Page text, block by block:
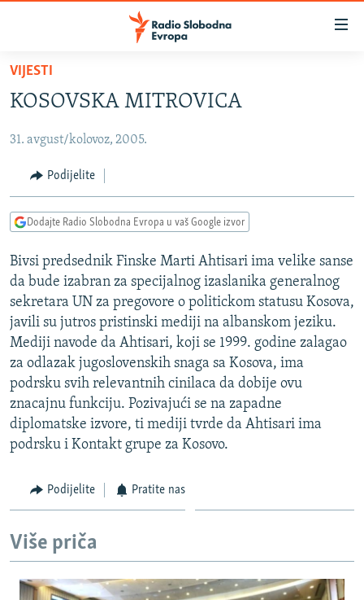
Pređite
glavni
Pređite
Pređite
pretragu
SRBIJA
KOSOVO
VIZUELNO
VIDEO
INFOGRAFIKE
PODCASTI
RAT U UKRAJINI
KINA NA BALKANU
RSE PRIČE IZ SVIJETA
ISPRIČAJ MI
DNEVNO@RSE
SPECIJALI RSE
GENOCID U SREBRENICI
TV LIBERTY
POST SCRIPTUM
PRATITE NAS
Sve RFE/RL stranice
VIJESTI
KOSOVSKA MITROVICA
31. avgust/kolovoz, 2005.
Podijelite
Dodajte Radio Slobodna Evropa u vaš Google izvor
Bivsi predsednik Finske Marti Ahtisari ima velike sanse
da bude izabran za specijalnog izaslanika generalnog
sekretara UN za pregovore o politickom statusu Kosova,
javili su jutros pristinski mediji na albanskom jeziku.
Mediji navode da Ahtisari, koji se 1999. godine zalagao
za odlazak jugoslovenskih snaga sa Kosova, ima
podrsku svih relevantnih cinilaca da dobije ovu
znacajnu funkciju. Pozivajući se na zapadne
diplomatske izvore, ti mediji tvrde da Ahtisari ima
podrsku i Kontakt grupe za Kosovo.
Podijelite Pratite nas
Više priča